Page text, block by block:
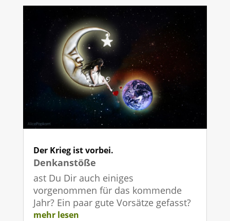
Der Krieg ist vorbei.
Denkanstöße
ast Du Dir auch einiges
vorgenommen für das kommende
Jahr? Ein paar gute Vorsätze gefasst?
mehr lesen